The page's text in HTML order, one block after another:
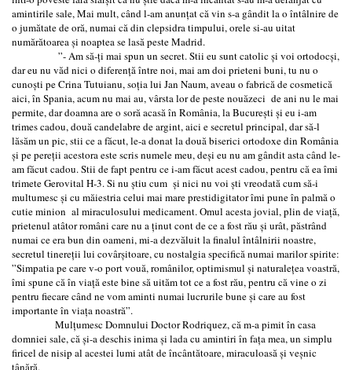
amintirile sale, Mai mult, când l-am anunțat că vin s-a gândit la o întâlnire de
o jumătate de oră, numai că din clepsidra timpului, orele si-au uitat
numărătoarea și noaptea se lasă peste Madrid.
”- Am să-ți mai spun un secret. Stii eu sunt catolic și voi ortodocşi,
dar eu nu văd nici o diferență între noi, mai am doi prieteni buni, tu nu o
cunoști pe Crina Tutuianu, soția lui Jan Naum, aveau o fabrică de cosmetică
aici, în Spania, acum nu mai au, vârsta lor de peste nouăzeci de ani nu le mai
permite, dar doamna are o soră acasă în România, la București și eu i-am
trimes cadou, două candelabre de argint, aici e secretul principal, dar să-l
lăsăm un pic, stii ce a făcut, le-a donat la două biserici ortodoxe din România
și pe pereții acestora este scris numele meu, deși eu nu am gândit asta când le-
am făcut cadou. Stii de fapt pentru ce i-am făcut acest cadou, pentru că ea îmi
trimete Gerovital H-3. Si nu știu cum și nici nu voi ști vreodată cum să-i
multumesc și cu măiestria celui mai mare prestidigitator îmi pune în palmă o
cutie minion al miraculosului medicament. Omul acesta jovial, plin de viață,
prietenul atâtor români care nu a ținut cont de ce a fost rău și urât, păstrând
numai ce era bun din oameni, mi-a dezvăluit la finalul întâlnirii noastre,
secretul tinereții lui covârșitoare, cu nostalgia specifică numai marilor spirite:
”Simpatia pe care v-o port vouă, românilor, optimismul și naturalețea voastră,
îmi spune că în viață este bine să uităm tot ce a fost rău, pentru că vine o zi
pentru fiecare când ne vom aminti numai lucrurile bune și care au fost
importante în viața noastră”.
Mulțumesc Domnului Doctor Rodriquez, că m-a pimit în casa
domniei sale, că și-a deschis inima și lada cu amintiri în fața mea, un simplu
firicel de nisip al acestei lumi atât de încântătoare, miraculoasă și veșnic
tânără.